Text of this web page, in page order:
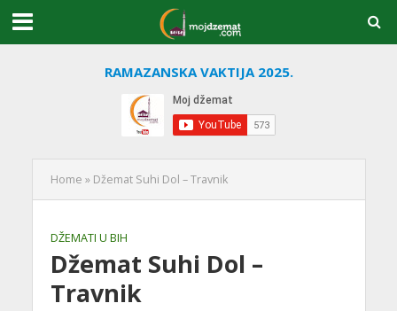
RAMAZANSKA VAKTIJA 2025.
Home » Džemat Suhi Dol – Travnik
DŽEMATI U BIH
Džemat Suhi Dol –
Travnik